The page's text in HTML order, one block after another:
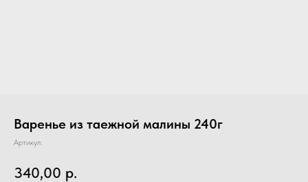
Варенье из таежной малины 240г
Артикул:
340,00 р.